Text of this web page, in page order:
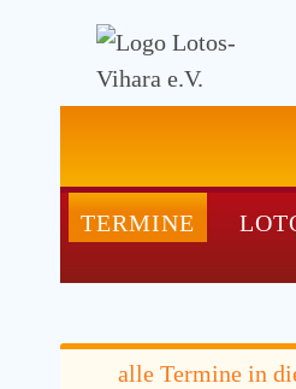
NAVIGATION
ÜBERSPRINGEN
TERMINE
Navigation
alle Termine in